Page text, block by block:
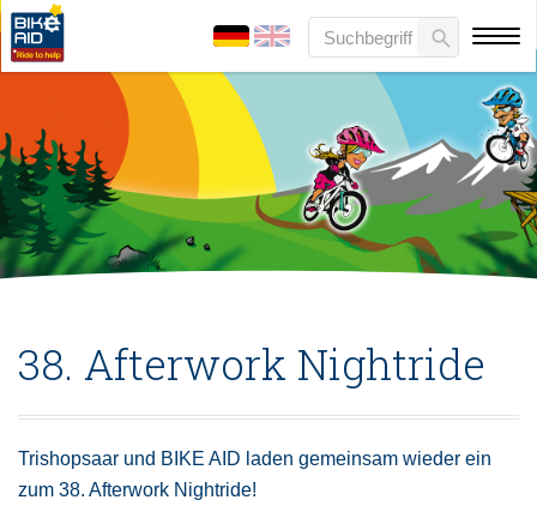
38. Afterwork Nightride
Trishopsaar und BIKE AID laden gemeinsam wieder ein
zum 38. Afterwork Nightride!